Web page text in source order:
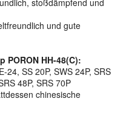
stoßdämpfend und
und gute
PORON HH-48(C):
24, SS 20P, SWS 24P, SRS
48P, SRS 70P
chinesische